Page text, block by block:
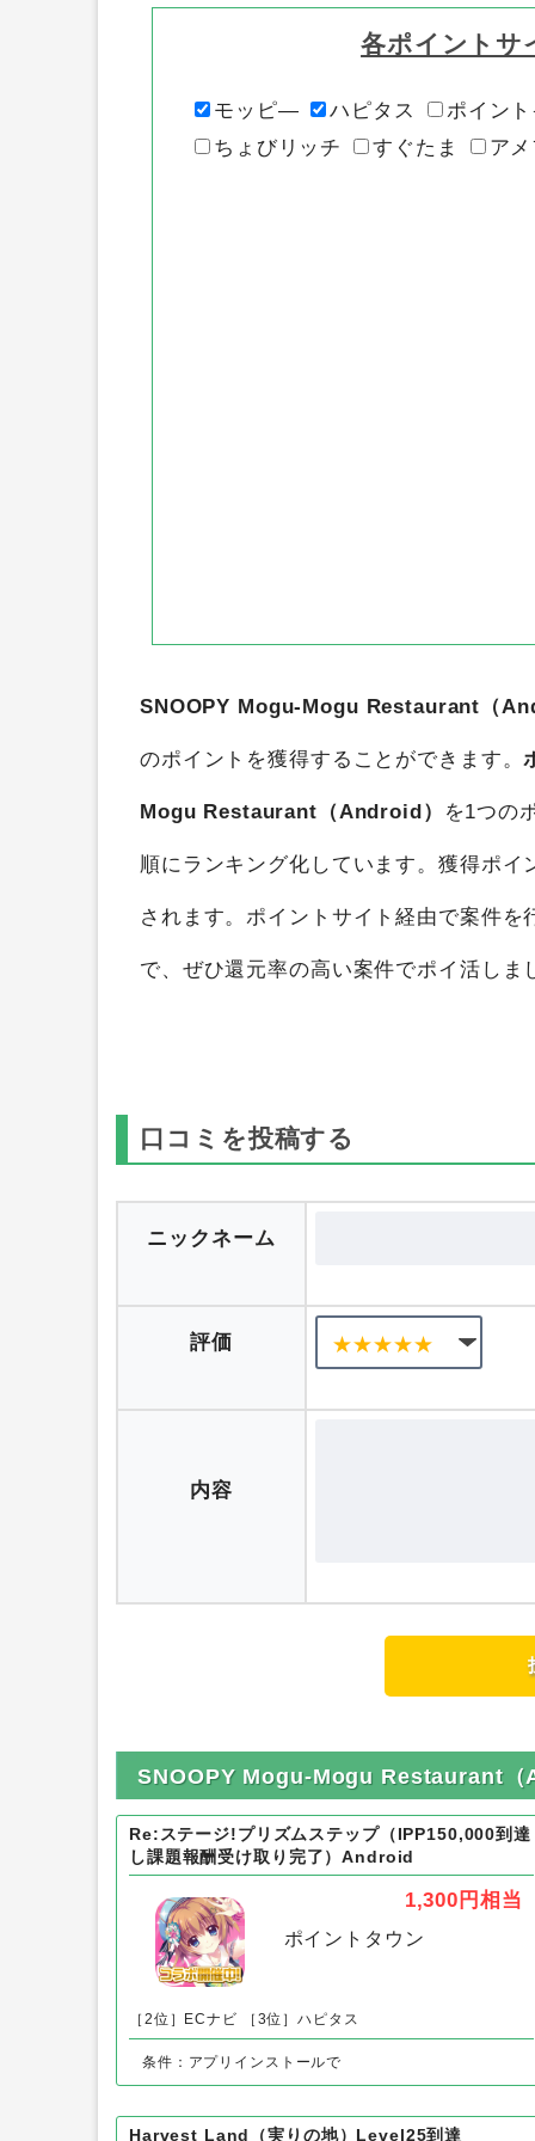
各ポイントサ
モッピ― ハピタス
ポイン
ちょびリッチ
すぐたま ア
SNOOPY Mogu-Mogu Restaurant（
のポイントを獲得することができます。
Mogu Restaurant（Android） を1つの
順にランキング化しています。獲得ポ
されます。ポイントサイト経由で案件
で、ぜひ還元率の高い案件でポイ活しま
口コミを投稿する
ニックネーム
評価
内容
SNOOPY Mogu-Mogu Restaurant（
Re:ステージ!プリズムステップ（IPP150,000到達
し課題報酬受け取り完了）Android
1,300円 相当
ポイントタウン
［2位］ECナビ ［3位］ハピタス
条件：アプリインストールで
Harvest Land（実りの地）Level25到達